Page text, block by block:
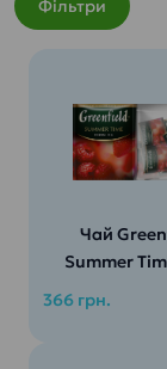
Фільтри
Чай
Summer
366 грн.